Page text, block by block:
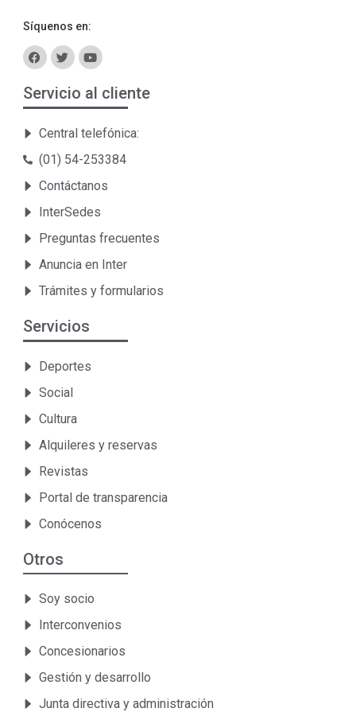
Síquenos en:
Servicio al cliente
Central telefónica:
(01) 54-253384
Contáctanos
InterSedes
Preguntas frecuentes
Anuncia en Inter
Trámites y formularios
Servicios
Deportes
Social
Cultura
Alquileres y reservas
Revistas
Portal de transparencia
Conócenos
Otros
Soy socio
Interconvenios
Concesionarios
Gestión y desarrollo
Junta directiva y administración